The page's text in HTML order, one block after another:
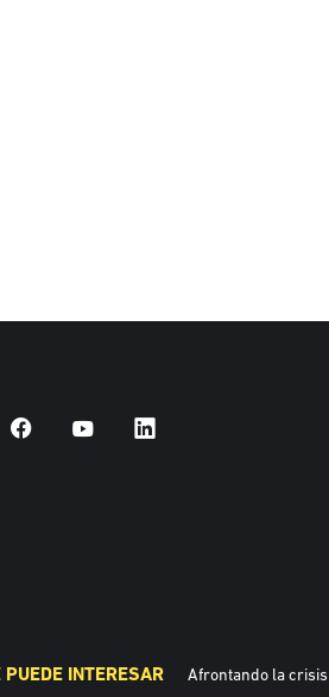
INTERESAR Afrontando la